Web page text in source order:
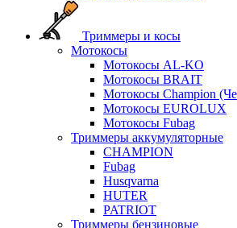
Триммеры и косы
Мотокосы
Мотокосы AL-KO
Мотокосы BRAIT
Мотокосы Champion
Мотокосы EUROLUX
Мотокосы Fubag
Триммеры аккумуляторные
CHAMPION
Fubag
Husqvarna
HUTER
PATRIOT
Триммеры бензиновые